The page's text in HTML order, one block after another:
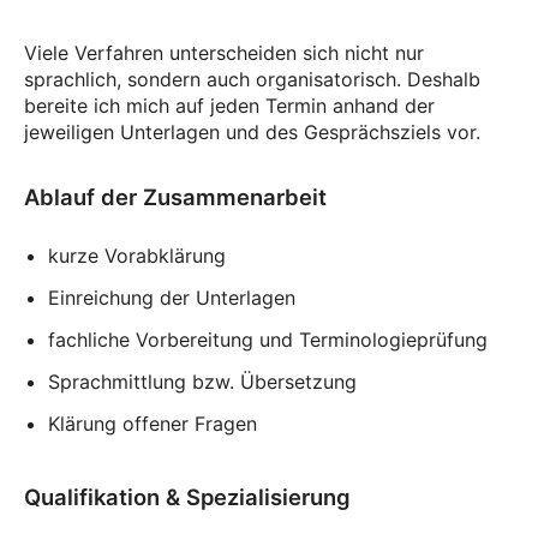
Viele Verfahren unterscheiden sich nicht nur
sprachlich, sondern auch organisatorisch. Deshalb
bereite ich mich auf jeden Termin anhand der
jeweiligen Unterlagen und des Gesprächsziels vor.
Ablauf der Zusammenarbeit
kurze Vorabklärung
Einreichung der Unterlagen
fachliche Vorbereitung und Terminologieprüfung
Sprachmittlung bzw. Übersetzung
Klärung offener Fragen
Qualifikation & Spezialisierung